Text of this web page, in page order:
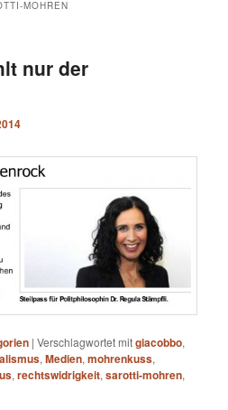
MOHREN
nur der
|Verschlagwortet mitgiacobbo,
,Medien,mohrenkuss,
,rechtswidrigkeit,sarotti-mohren,